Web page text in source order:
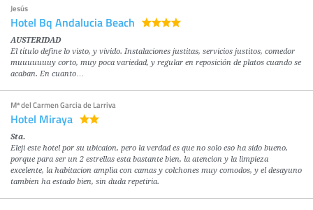
Jesús
Hotel Bq Andalucia Beach
AUSTERIDAD
El título define lo visto, y vivido. Instalaciones justitas, servicios justitos, comedor
muuuuuuuy corto, muy poca variedad, y regular en reposición de platos cuando se
acaban. En cuanto…
Mª del Carmen Garcia de Larriva
Hotel Miraya
Sta.
Eleji este hotel por su ubicaion, pero la verdad es que no solo eso ha sido bueno,
porque para ser un 2 estrellas esta bastante bien, la atencion y la limpieza
excelente, la habitacion amplia con camas y colchones muy comodos, y el desayuno
tambien ha estado bien, sin duda repetiria.